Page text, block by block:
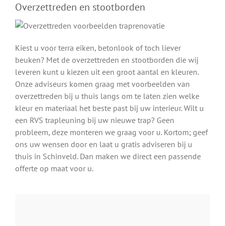
Overzettreden en stootborden
Kiest u voor terra eiken, betonlook of toch liever
beuken? Met de overzettreden en stootborden die wij
leveren kunt u kiezen uit een groot aantal en kleuren.
Onze adviseurs komen graag met voorbeelden van
overzettreden bij u thuis langs om te laten zien welke
kleur en materiaal het beste past bij uw interieur. Wilt u
een RVS trapleuning bij uw nieuwe trap? Geen
probleem, deze monteren we graag voor u. Kortom; geef
ons uw wensen door en laat u gratis adviseren bij u
thuis in Schinveld. Dan maken we direct een passende
offerte op maat voor u.